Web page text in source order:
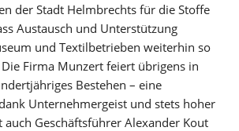
der Stadt Helmbrechts für die Stoffe
Austausch und Unterstützung
und Textilbetrieben weiterhin so
Firma Munzert feiert übrigens in
Bestehen – eine
Unternehmergeist und stets hoher
auch Geschäftsführer Alexander Kout